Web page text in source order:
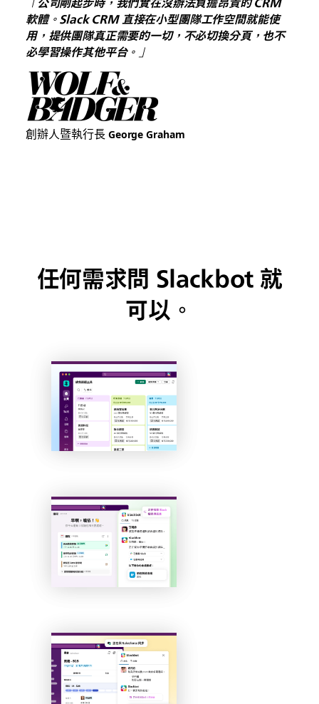
軟體。Slack CRM 直接在小型團隊工作空間就能使
用，提供團隊真正需要的一切，不必切換分頁，也不
必學習操作其他平台。」
創辦人暨執行長George Graham
任何需求問 Slackbot 就
可以。